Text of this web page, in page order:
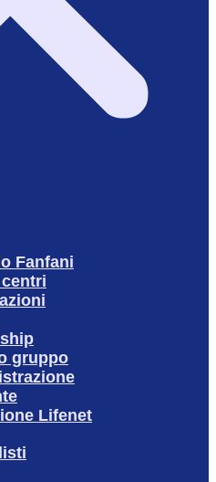
Fanfani
gruppo
Lifenet